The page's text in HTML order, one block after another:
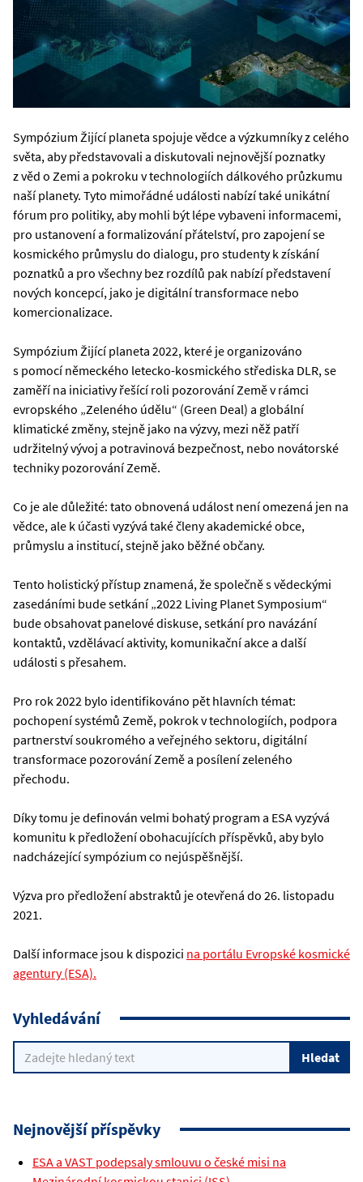
Sympózium Žijící planeta spojuje vědce a výzkumníky z celého
světa, aby představovali a diskutovali nejnovější poznatky
z věd o Zemi a pokroku v technologiích dálkového průzkumu
naší planety. Tyto mimořádné události nabízí také unikátní
fórum pro politiky, aby mohli být lépe vybaveni informacemi,
pro ustanovení a formalizování přátelství, pro zapojení se
kosmického průmyslu do dialogu, pro studenty k získání
poznatků a pro všechny bez rozdílů pak nabízí představení
nových koncepcí, jako je digitální transformace nebo
komercionalizace.
Sympózium Žijící planeta 2022, které je organizováno
s pomocí německého letecko-kosmického střediska DLR, se
zaměří na iniciativy řešící roli pozorování Země v rámci
evropského „Zeleného údělu“ (Green Deal) a globální
klimatické změny, stejně jako na výzvy, mezi něž patří
udržitelný vývoj a potravinová bezpečnost, nebo novátorské
techniky pozorování Země.
Co je ale důležité: tato obnovená událost není omezená jen na
vědce, ale k účasti vyzývá také členy akademické obce,
průmyslu a institucí, stejně jako běžné občany.
Tento holistický přístup znamená, že společně s vědeckými
zasedáními bude setkání „2022 Living Planet Symposium“
bude obsahovat panelové diskuse, setkání pro navázání
kontaktů, vzdělávací aktivity, komunikační akce a další
události s přesahem.
Pro rok 2022 bylo identifikováno pět hlavních témat:
pochopení systémů Země, pokrok v technologiích, podpora
partnerství soukromého a veřejného sektoru, digitální
transformace pozorování Země a posílení zeleného
přechodu.
Díky tomu je definován velmi bohatý program a ESA vyzývá
komunitu k předložení obohacujících příspěvků, aby bylo
nadcházející sympózium co nejúspěšnější.
Výzva pro předložení abstraktů je otevřená do 26. listopadu
2021.
Další informace jsou k dispozici na portálu Evropské kosmické
agentury (ESA).
Vyhledávání
Nejnovější příspěvky
ESA a VAST podepsaly smlouvu o české misi na